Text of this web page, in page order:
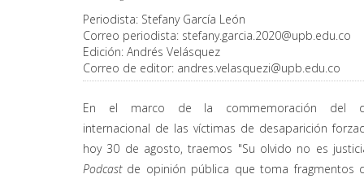
Periodista: Stefany García León
Correo periodista: stefany.garcia.2020@upb.edu.co
Edición: Andrés Velásquez
Correo de editor: andres.velasquezi@upb.edu.co
En el marco de la commemoración del
internacional de las víctimas de desaparición
hoy 30 de agosto, traemos "Su olvido no es
Podcastde opinión pública que toma fragmentos